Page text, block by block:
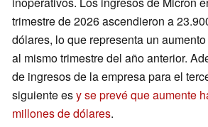
trimestre de 2026 ascendieron a
dólares, lo que representa un
al mismo trimestre del año anterior.
de ingresos de la empresa para el
siguiente esy se prevé que aumente
millones de dólares.